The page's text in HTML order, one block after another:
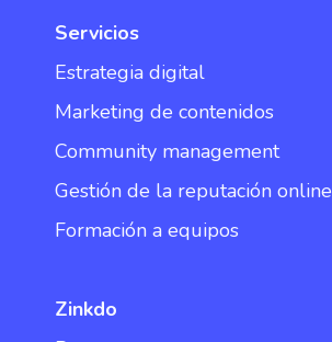
Servicios
Estrategia digital
Marketing de contenidos
Community management
Gestión de la reputación online
Formación a equipos
Zinkdo